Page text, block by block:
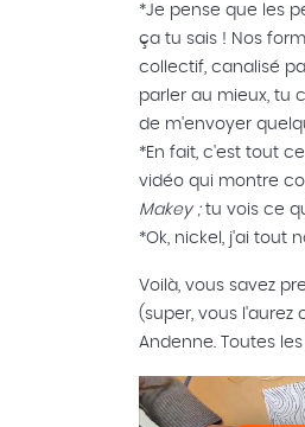
*Je pense que les
ça tu sais ! Nos
collectif, canalisé
parler au mieux, tu
de m'envoyer
*En fait, c'est tout
vidéo qui montre
Makey ;tu vois ce
*Ok, nickel, j'ai tout
Voilà, vous savez
(super, vous l'aurez
Andenne. Toutes